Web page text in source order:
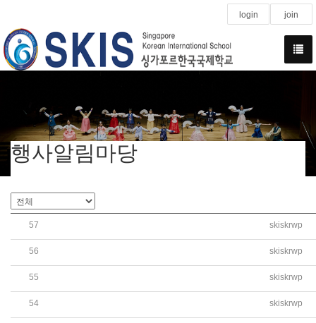
login join
행사알림마당
57 (초등) 초등학교 2022학년도 2학기 학생회 임원 선거 실시
skiskrwp
56 skiskrwp
55 (학교장 동정) 대한민국 대사배 싱가포르 전국 태권도 품
skiskrwp
54 skiskrwp